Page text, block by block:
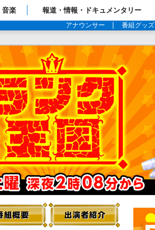
音楽 報道・情報・ドキュメンタリー
アナウンサー 番組グッズ